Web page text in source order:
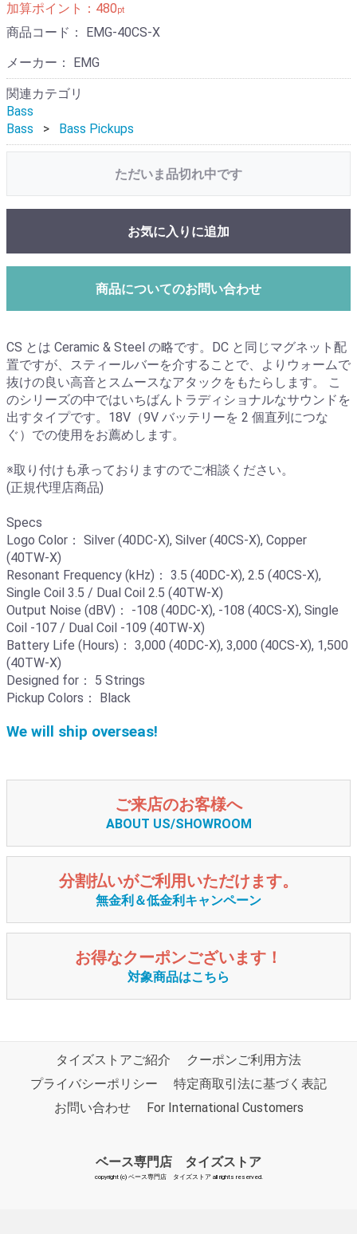
加算ポイント： 480pt
商品コード： EMG-40CS-X
メーカー： EMG
関連カテゴリ
Bass
Bass
Bass Pickups
ただいま品切れ中です
お気に入りに追加
商品についてのお問い合わせ
CS とは Ceramic & Steel の略です。DC と同じマグネット配
置ですが、スティールバーを介することで、よりウォームで
抜けの良い高音とスムースなアタックをもたらします。 こ
のシリーズの中ではいちばんトラディショナルなサウンドを
出すタイプです。18V（9V バッテリーを 2 個直列につな
ぐ）での使用をお薦めします。
※取り付けも承っておりますのでご相談ください。
(正規代理店商品)
Specs
Logo Color： Silver (40DC-X), Silver (40CS-X), Copper
(40TW-X)
Resonant Frequency (kHz)： 3.5 (40DC-X), 2.5 (40CS-X),
Single Coil 3.5 / Dual Coil 2.5 (40TW-X)
Output Noise (dBV)： -108 (40DC-X), -108 (40CS-X), Single
Coil -107 / Dual Coil -109 (40TW-X)
Battery Life (Hours)： 3,000 (40DC-X), 3,000 (40CS-X), 1,500
(40TW-X)
Designed for： 5 Strings
Pickup Colors： Black
We will ship overseas!
ご来店のお客様へ
ABOUT US/SHOWROOM
分割払いがご利用いただけます。
無金利＆低金利キャンペーン
お得なクーポンございます！
対象商品はこちら
タイズストアご紹介
クーポンご利用方法
プライバシーポリシー
特定商取引法に基づく表記
お問い合わせ
For International Customers
ベース専門店 タイズストア
copyright (c) ベース専門店 タイズストア all rights reserved.